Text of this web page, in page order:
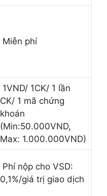
Miễn phí
1VND/ 1CK/ 1 lần
CK/ 1 mã chứng
khoán
(Min:50.000VND,
Max: 1.000.000VND)
Phí nộp cho VSD:
0,1%/giá trị giao dịch